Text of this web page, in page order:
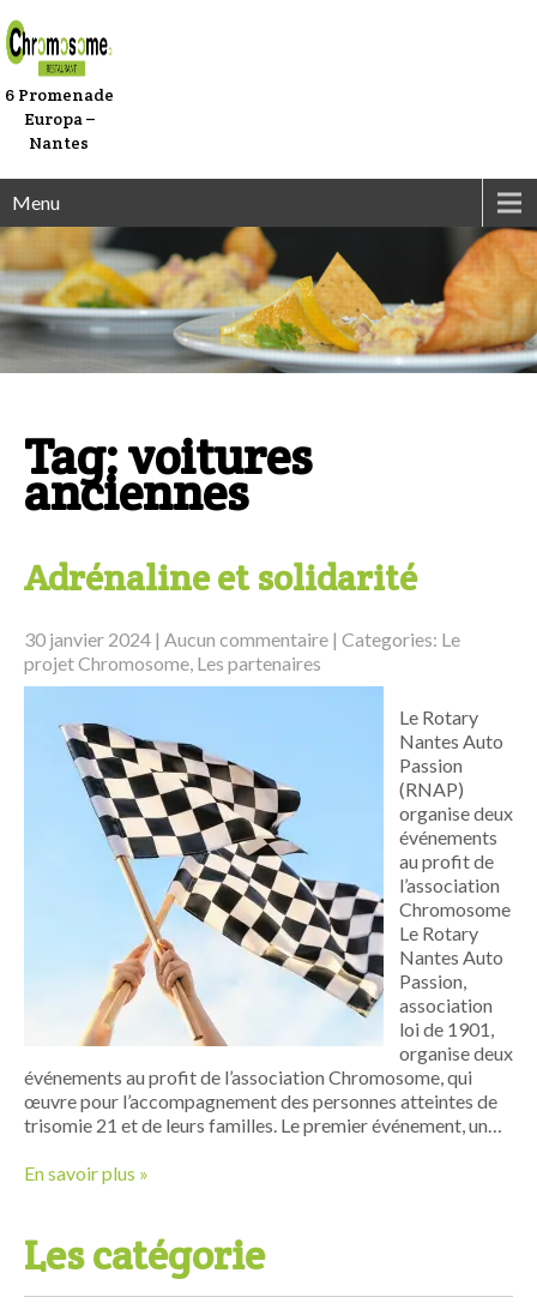
6 Promenade
Europa –
Nantes
Menu
Tag: voitures
anciennes
Adrénaline et solidarité
30 janvier 2024 | Aucun commentaire | Categories: Le
projet Chromosome, Les partenaires
Le Rotary
Nantes Auto
Passion
(RNAP)
organise deux
événements
au profit de
l’association
Chromosome
Le Rotary
Nantes Auto
Passion,
association
loi de 1901,
organise deux
événements au profit de l’association Chromosome, qui
œuvre pour l’accompagnement des personnes atteintes de
trisomie 21 et de leurs familles. Le premier événement, un…
En savoir plus »
Les catégorie